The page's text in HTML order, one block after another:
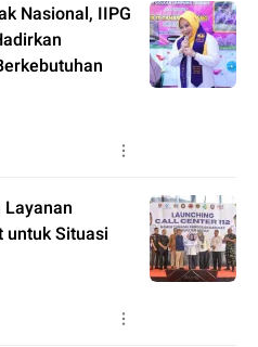
Nasional, IIPG
untuk Situasi